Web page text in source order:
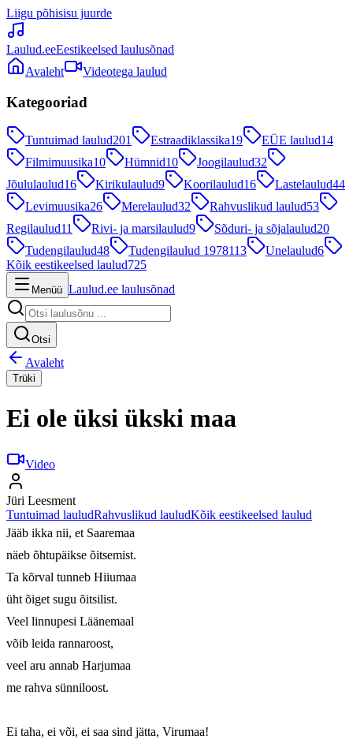
Liigu põhisisu juurde
Laulud.eeEestikeelsed laulusõnad
Avaleht
Videotega laulud
Kategooriad
Tuntuimad laulud201 Estraadiklassika19 EÜE laulud14
Filmimuusika10 Hümnid10 Joogilaulud32
Jõululaulud16 Kirikulaulud9 Koorilaulud16 Lastelaulud44
Levimuusika26 Merelaulud32 Rahvuslikud laulud53
Regilaulud11 Rivi- ja marsilaulud9 Sõduri- ja sõjalaulud20
Tudengilaulud48 Tudengilaulud 1978113 Unelaulud6
Kõik eestikeelsed laulud725
Menüü Laulud.ee laulusõnad
Otsi
Avaleht
Trüki
Ei ole üksi ükski maa
Video
Jüri Leesment
Tuntuimad lauludRahvuslikud lauludKõik eestikeelsed laulud
Jääb ikka nii, et Saaremaa
näeb õhtupäikse õitsemist.
Ta kõrval tunneb Hiiumaa
üht õiget sugu õitsilist.
Veel linnupesi Läänemaal
võib leida rannaroost,
veel aru annab Harjumaa
me rahva sünniloost.
Ei taha, ei või, ei saa sind jätta, Virumaa!